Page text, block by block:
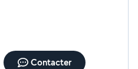
Contacter